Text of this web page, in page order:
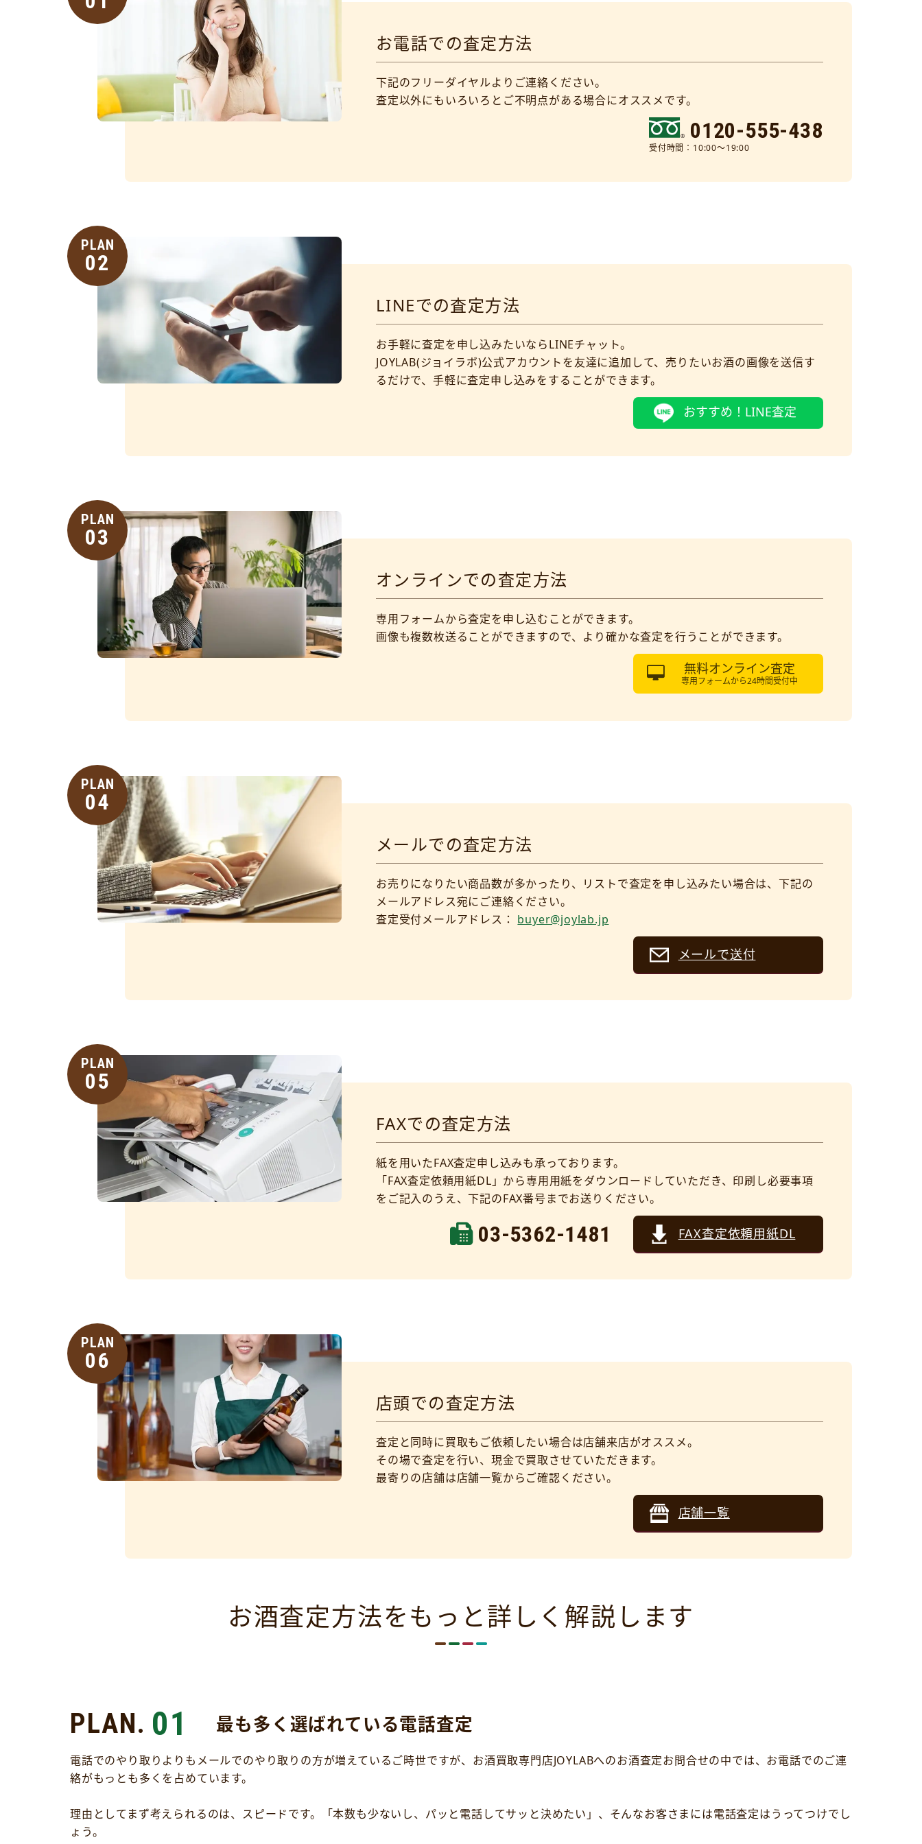
お電話での査定方法
下記のフリーダイヤルよりご連絡ください。
査定以外にもいろいろとご不明点がある場合にオススメです。
0120-555-438
受付時間：10:00～19:00
PLAN
02
LINEでの査定方法
お手軽に査定を申し込みたいならLINEチャット。
JOYLAB(ジョイラボ)公式アカウントを友達に追加して、売りたいお酒の画像を送信す
るだけで、手軽に査定申し込みをすることができます。
おすすめ！LINE査定
PLAN
03
オンラインでの査定方法
専用フォームから査定を申し込むことができます。
画像も複数枚送ることができますので、より確かな査定を行うことができます。
無料オンライン査定
専用フォームから24時間受付中
PLAN
04
メールでの査定方法
お売りになりたい商品数が多かったり、リストで査定を申し込みたい場合は、下記の
メールアドレス宛にご連絡ください。
査定受付メールアドレス： buyer@joylab.jp
メールで送付
PLAN
05
FAXでの査定方法
紙を用いたFAX査定申し込みも承っております。
「FAX査定依頼用紙DL」から専用用紙をダウンロードしていただき、印刷し必要事項
をご記入のうえ、下記のFAX番号までお送りください。
03-5362-1481 FAX査定依頼用紙DL
PLAN
06
店頭での査定方法
査定と同時に買取もご依頼したい場合は店舗来店がオススメ。
その場で査定を行い、現金で買取させていただきます。
最寄りの店舗は店舗一覧からご確認ください。
店舗一覧
お酒査定方法をもっと詳しく解説します
PLAN. 01 最も多く選ばれている電話査定
電話でのやり取りよりもメールでのやり取りの方が増えているご時世ですが、お酒買取専門店JOYLABへのお酒査定お問合せの中では、お電話でのご連
絡がもっとも多くを占めています。
理由としてまず考えられるのは、スピードです。「本数も少ないし、パッと電話してサッと決めたい」、そんなお客さまには電話査定はうってつけでし
ょう。